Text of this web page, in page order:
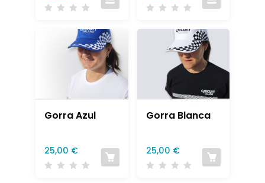
Gorra Azul
25,00 €
Gorra Blanca
25,00 €